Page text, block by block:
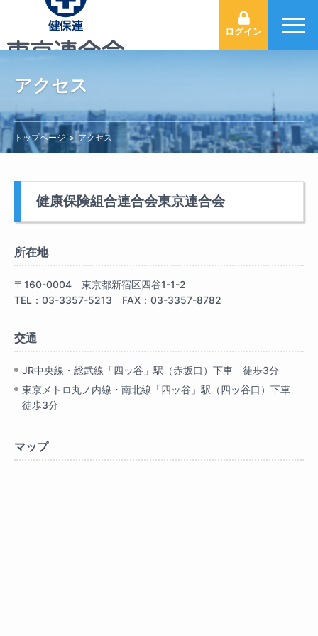
ログイン
アクセス
トップページ アクセス
健康保険組合連合会東京連合会
所在地
〒160-0004 東京都新宿区四谷1-1-2
TEL：03-3357-5213 FAX：03-3357-8782
交通
JR中央線・総武線「四ッ谷」駅（赤坂口）下車 徒歩3分
東京メトロ丸ノ内線・南北線「四ッ谷」駅（四ッ谷口）下車
徒歩3分
マップ